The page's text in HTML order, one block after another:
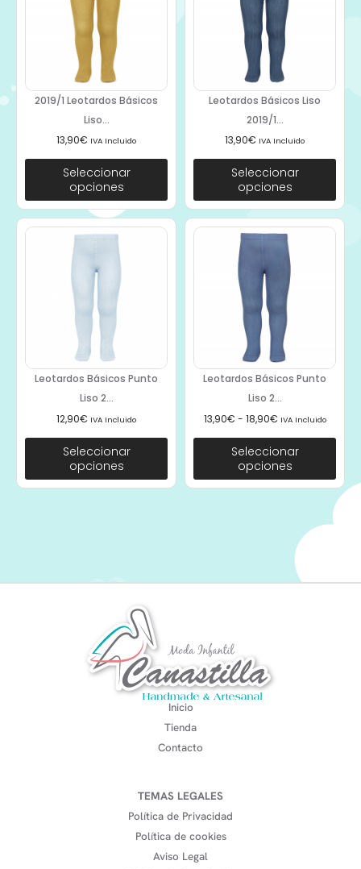
2019/1 Leotardos Básicos
Liso...
13,90€ IVA Incluido
Seleccionar
opciones
Leotardos Básicos Liso
2019/1...
13,90€ IVA Incluido
Seleccionar
opciones
Leotardos Básicos Punto
Liso 2...
12,90€ IVA Incluido
Seleccionar
opciones
Leotardos Básicos Punto
Liso 2...
13,90€ - 18,90€ IVA Incluido
Seleccionar
opciones
Inicio
Tienda
Contacto
TEMAS LEGALES
Política de Privacidad
Política de cookies
Aviso Legal